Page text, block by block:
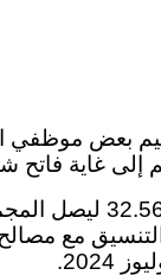
اليوم الجمعة 28 يونيو
مع